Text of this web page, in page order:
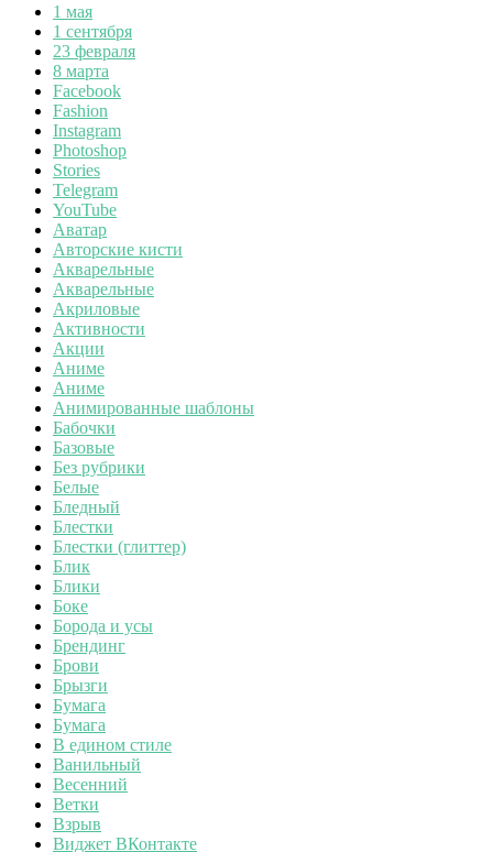
1 мая
1 сентября
23 февраля
8 марта
Facebook
Fashion
Instagram
Photoshop
Stories
Telegram
YouTube
Аватар
Авторские кисти
Акварельные
Акварельные
Акриловые
Активности
Акции
Аниме
Аниме
Анимированные шаблоны
Бабочки
Базовые
Без рубрики
Белые
Бледный
Блестки
Блестки (глиттер)
Блик
Блики
Боке
Борода и усы
Брендинг
Брови
Брызги
Бумага
Бумага
В едином стиле
Ванильный
Весенний
Ветки
Взрыв
Виджет ВКонтакте